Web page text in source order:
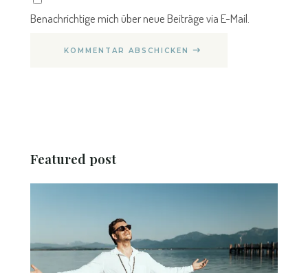
Benachrichtige mich über neue Beiträge via E-Mail.
KOMMENTAR ABSCHICKEN
Featured post